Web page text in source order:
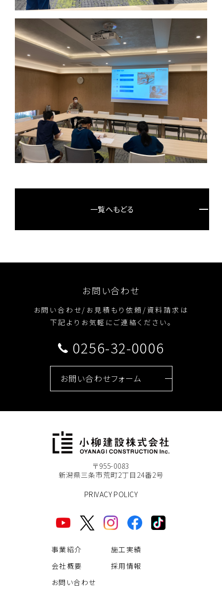
一覧へもどる
お問い合わせ
お問い合わせ/お見積もり依頼/資料請求は
下記よりお気軽にご連絡ください。
0256-32-0006
お問い合わせフォーム
〒955-0083
新潟県三条市荒町2丁目24番2号
PRIVACY POLICY
事業紹介
施工実績
会社概要
採用情報
お問い合わせ